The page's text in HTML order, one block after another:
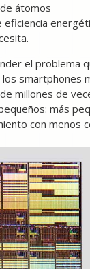
átomos
el problema
millones de
más
con menos